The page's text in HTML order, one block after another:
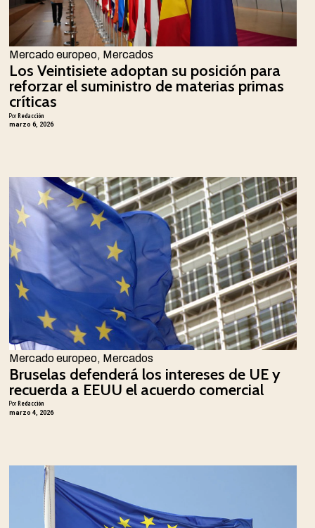
Mercado europeo, Mercados
Los Veintisiete adoptan su posición para
reforzar el suministro de materias primas
críticas
PorRedacción
marzo 6, 2026
Mercado europeo, Mercados
Bruselas defenderá los intereses de UE y
recuerda a EEUU el acuerdo comercial
Por Redacción
marzo 4, 2026